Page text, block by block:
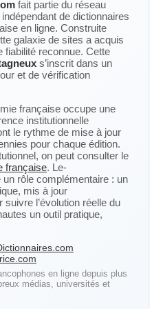
fait partie du réseau
de dictionnaires
en ligne. Construite
galaxie de sites a acquis
fiabilité reconnue. Cette
s’inscrit dans un
et de vérification
française occupe une
institutionnelle
le rythme de mise à jour
pour chaque édition.
on peut consulter le
française. Le-
rôle complémentaire : un
mis à jour
l’évolution réelle du
un outil pratique,
en ligne depuis plus
médias, universités et